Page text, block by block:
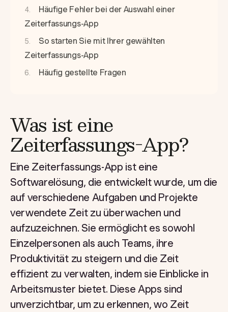
Häufige Fehler bei der Auswahl einer
Zeiterfassungs-App
So starten Sie mit Ihrer gewählten
Zeiterfassungs-App
Häufig gestellte Fragen
Was ist eine
Zeiterfassungs-App?
Eine Zeiterfassungs-App ist eine
Softwarelösung, die entwickelt wurde, um die
auf verschiedene Aufgaben und Projekte
verwendete Zeit zu überwachen und
aufzuzeichnen. Sie ermöglicht es sowohl
Einzelpersonen als auch Teams, ihre
Produktivität zu steigern und die Zeit
effizient zu verwalten, indem sie Einblicke in
Arbeitsmuster bietet. Diese Apps sind
unverzichtbar, um zu erkennen, wo Zeit